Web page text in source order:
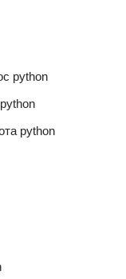
python
python